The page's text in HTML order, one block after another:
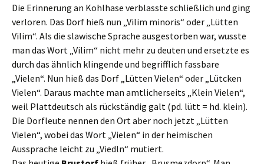
Die Erinnerung an Kohlhase verblasste schließlich und ging
verloren. Das Dorf hieß nun „Vilim minoris“ oder „Lütten
Vilim“. Als die slawische Sprache ausgestorben war, wusste
man das Wort „Vilim“ nicht mehr zu deuten und ersetzte es
durch das ähnlich klingende und begrifflich fassbare
„Vielen“. Nun hieß das Dorf „Lütten Vielen“ oder „Lütcken
Vielen“. Daraus machte man amtlicherseits „Klein Vielen“,
weil Plattdeutsch als rückständig galt (pd. lütt = hd. klein).
Die Dorfleute nennen den Ort aber noch jetzt „Lütten
Vielen“, wobei das Wort „Vielen“ in der heimischen
Aussprache leicht zu „Viedln“ mutiert.